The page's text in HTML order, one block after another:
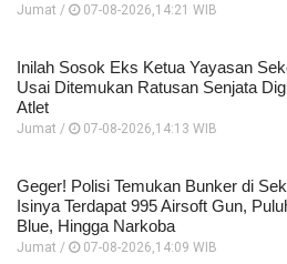
Jumat / 07-08-2026,14:21 WIB
Inilah Sosok Eks Ketua Yayasan
Usai Ditemukan Ratusan Senjata
Atlet
Jumat / 07-08-2026,14:13 WIB
Geger! Polisi Temukan Bunker di
Isinya Terdapat 995 Airsoft Gun,
Blue, Hingga Narkoba
Jumat / 07-08-2026,14:09 WIB